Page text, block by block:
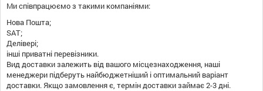
Ми співпрацюємо з такими компаніями:
Нова Пошта;
SAT;
Делівері;
інші приватні перевізники.
Вид доставки залежить від вашого місцезнаходження, наші
менеджери підберуть найбюджетніший і оптимальний варіант
доставки. Якщо замовлення є, термін доставки займає 2-3 дні.